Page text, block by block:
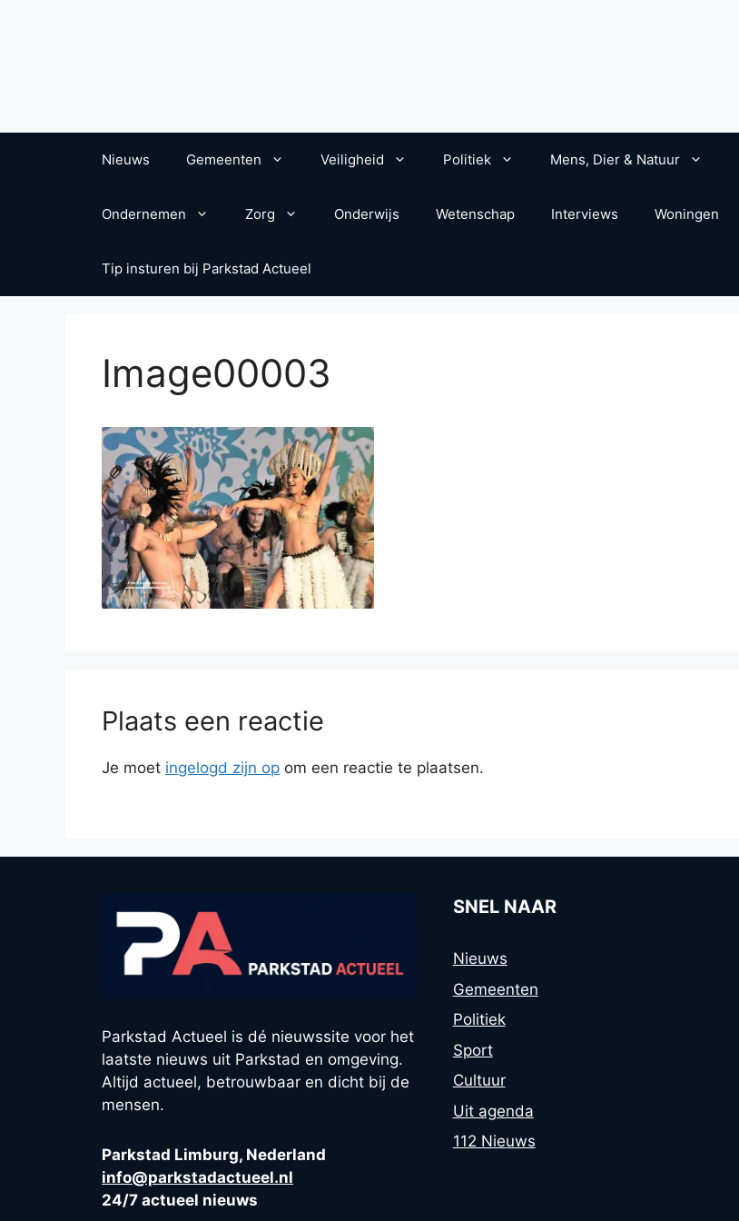
Nieuws Gemeenten Veiligheid Politiek Mens, Dier & Natuur
Ondernemen Zorg Onderwijs Wetenschap Interviews Woningen
Tip insturen bij Parkstad Actueel
Image00003
Plaats een reactie
Je moet ingelogd zijn op om een reactie te plaatsen.
Parkstad Actueel is dé nieuwssite voor het
laatste nieuws uit Parkstad en omgeving.
Altijd actueel, betrouwbaar en dicht bij de
mensen.
Parkstad Limburg, Nederland
info@parkstadactueel.nl
24/7 actueel nieuws
SNEL NAAR
Nieuws
Gemeenten
Politiek
Sport
Cultuur
Uit agenda
112 Nieuws